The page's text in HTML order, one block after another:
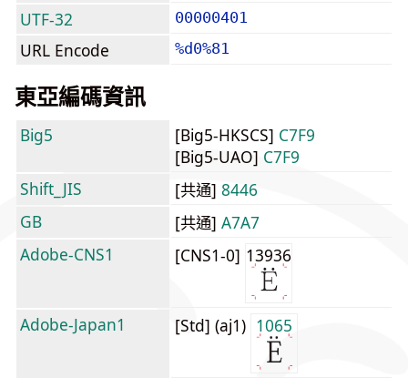
UTF-32 00000401
URL Encode %d0%81
東亞編碼資訊
Big5 [Big5-HKSCS] C7F9
[Big5-UAO] C7F9
Shift_JIS
[共通] 8446
GB
[共通] A7A7
Adobe-CNS1
[CNS1-0] 13936
Adobe-Japan1 [Std] (aj1) 1065